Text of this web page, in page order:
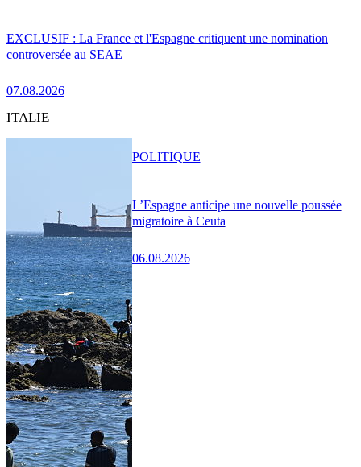
EXCLUSIF : La France et l'Espagne critiquent une nomination
controversée au SEAE
07.08.2026
ITALIE
L’Espagne anticipe une nouvelle poussée
migratoire à Ceuta
06.08.2026
POLITIQUE